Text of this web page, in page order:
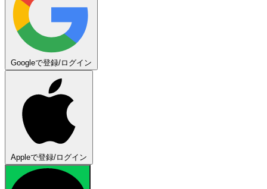
Googleで登録/ログイン
Appleで登録/ログイン